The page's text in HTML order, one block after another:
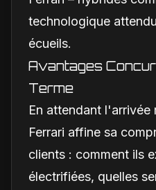
technologique
écueils.
Avantages
Terme
En attendant l'arrivée
Ferrari affine sa
clients : comment ils
électrifiées, quelles